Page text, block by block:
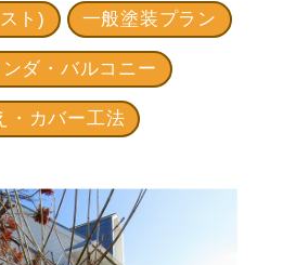
ト) 一般塗装プラン
ダ・バルコニー
・カバー工法